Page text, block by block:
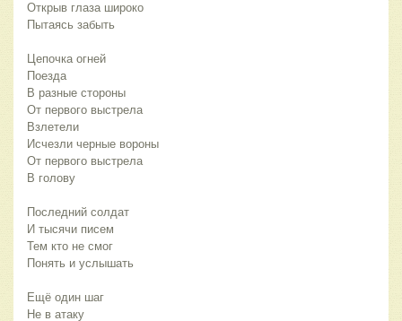
Открыв глаза широко
Пытаясь забыть
Цепочка огней
Поезда
В разные стороны
От первого выстрела
Взлетели
Исчезли черные вороны
От первого выстрела
В голову
Последний солдат
И тысячи писем
Тем кто не смог
Понять и услышать
Ещё один шаг
Не в атаку